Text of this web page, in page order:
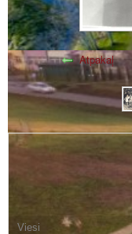
Atpakaļ